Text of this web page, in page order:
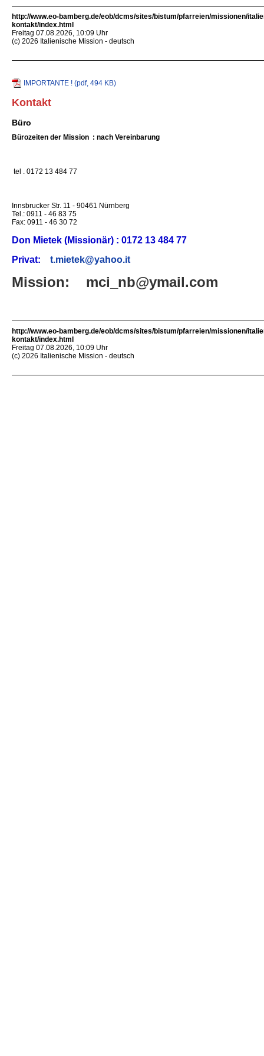
http://www.eo-bamberg.de/eob/dcms/sites/bistum/pfarreien/missionen/
kontakt/index.html
Freitag 07.08.2026, 10:09 Uhr
(c) 2026 Italienische Mission - deutsch
IMPORTANTE ! (pdf, 494 KB)
Kontakt
Büro
Bürozeiten der Mission : nach Vereinbarung
tel . 0172 13 484 77
Innsbrucker Str. 11 - 90461 Nürnberg
Tel.: 0911 - 46 83 75
Fax: 0911 - 46 30 72
Don Mietek (Missionär) : 0172 13 484 77
Privat: t.mietek@yahoo.it
Mission: mci_nb@ymail.com
http://www.eo-bamberg.de/eob/dcms/sites/bistum/pfarreien/missionen/
kontakt/index.html
Freitag 07.08.2026, 10:09 Uhr
(c) 2026 Italienische Mission - deutsch